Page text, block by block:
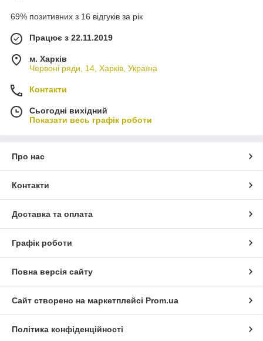
69% позитивних з 16 відгуків за рік
Працює з 22.11.2019
м. Харків
Червоні ряди, 14, Харків, Україна
Контакти
Сьогодні вихідний
Показати весь графік роботи
Про нас
Контакти
Доставка та оплата
Графік роботи
Повна версія сайту
Сайт створено на маркетплейсі Prom.ua
Політика конфіденційності